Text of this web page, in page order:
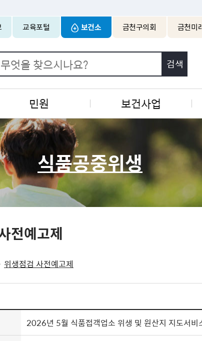
교육포털 보건소 금천구의회 금천미
민원 보건사업
식품공중위생
전예고제
위생점검 사전예고제
2026년 5월 식품접객업소 위생 및 원산지 지도서비